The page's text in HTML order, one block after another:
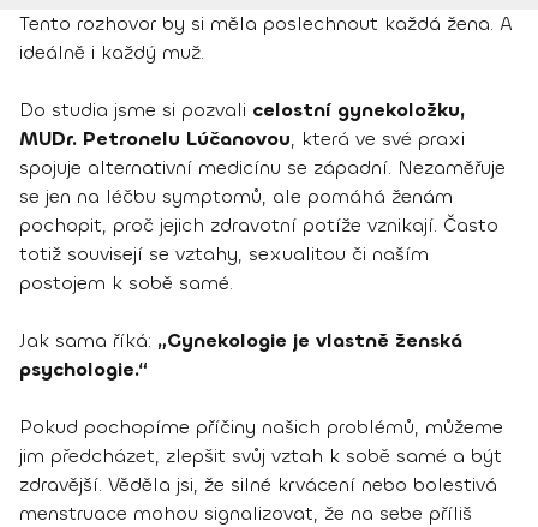
Tento rozhovor by si měla poslechnout každá žena. A
ideálně i každý muž.
Do studia jsme si pozvali celostní gynekoložku,
MUDr. Petronelu Lúčanovou, která ve své praxi
spojuje alternativní medicínu se západní. Nezaměřuje
se jen na léčbu symptomů, ale pomáhá ženám
pochopit, proč jejich zdravotní potíže vznikají. Často
totiž souvisejí se vztahy, sexualitou či naším
postojem k sobě samé.
Jak sama říká: „Gynekologie je vlastně ženská
psychologie.“
Pokud pochopíme příčiny našich problémů, můžeme
jim předcházet, zlepšit svůj vztah k sobě samé a být
zdravější. Věděla jsi, že silné krvácení nebo bolestivá
menstruace mohou signalizovat, že na sebe příliš